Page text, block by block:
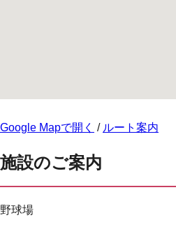
Google Mapで開く / ルート案内
施設のご案内
野球場